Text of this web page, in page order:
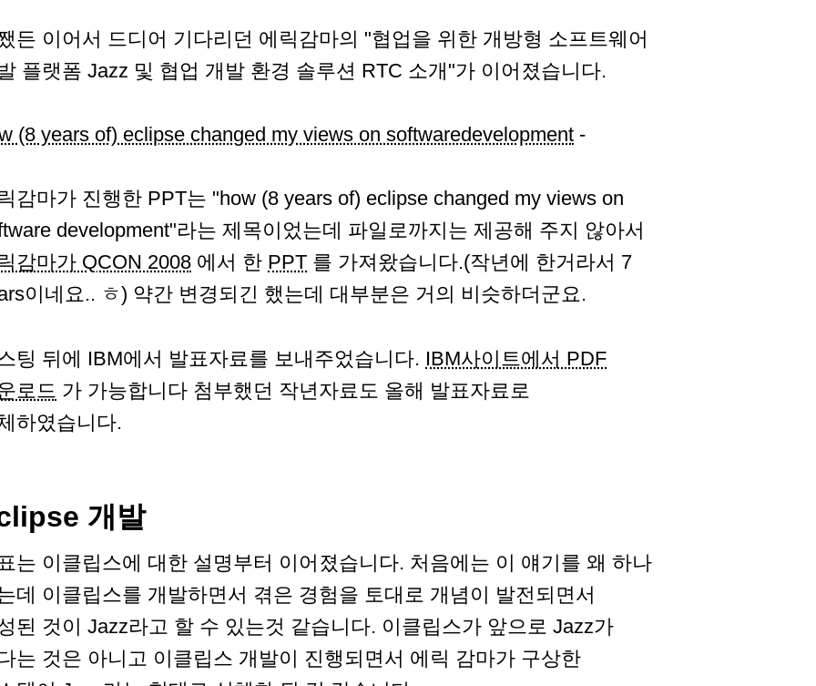
든 이어서 드디어 기다리던 에릭감마의 "협업을 위한 개방형 소프트웨어
플랫폼 Jazz 및 협업 개발 환경 솔루션 RTC 소개"가 이어졌습니다.
(8 years of) eclipse changed my views on softwaredevelopment -
감마가 진행한 PPT는 "how (8 years of) eclipse changed my views on
development"라는 제목이었는데 파일로까지는 제공해 주지 않아서
감마가 QCON 2008 에서 한 PPT 를 가져왔습니다.(작년에 한거라서 7
이네요.. ㅎ) 약간 변경되긴 했는데 대부분은 거의 비슷하더군요.
팅 뒤에 IBM에서 발표자료를 보내주었습니다. IBM사이트에서 PDF
로드 가 가능합니다 첨부했던 작년자료도 올해 발표자료로
하였습니다.
개발
는 이클립스에 대한 설명부터 이어졌습니다. 처음에는 이 얘기를 왜 하나
데 이클립스를 개발하면서 겪은 경험을 토대로 개념이 발전되면서
된 것이 Jazz라고 할 수 있는것 같습니다. 이클립스가 앞으로 Jazz가
는 것은 아니고 이클립스 개발이 진행되면서 에릭 감마가 구상한